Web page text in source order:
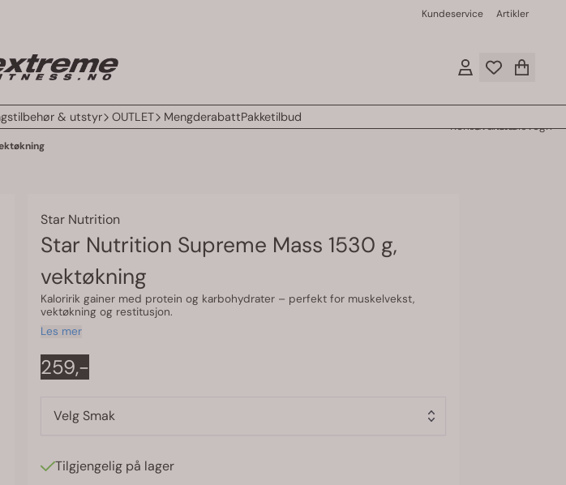
Kundeservice Artikler
KontoFavoritter
Handlevogn
& utstyr OUTLET MengderabattPakketilbud
Star Nutrition
Star Nutrition Supreme Mass 1530 g,
vektøkning
Kaloririk gainer med protein og karbohydrater – perfekt for muskelvekst,
vektøkning og restitusjon.
Les mer
259,-
Velg Smak
Tilgjengelig på lager